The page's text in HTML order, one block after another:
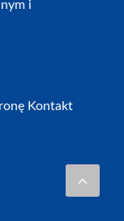
i
Kontakt